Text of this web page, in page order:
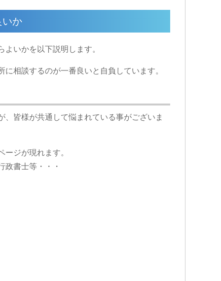
いか
いかを以下説明します。
相談するのが一番良いと自負しています。
皆様が共通して悩まれている事がございま
ジが現れます。
政書士等・・・